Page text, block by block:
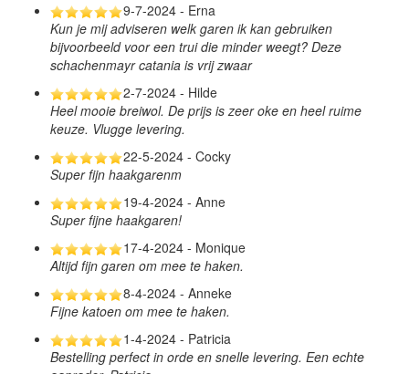
9-7-2024 - Erna
Kun je mij adviseren welk garen ik kan gebruiken
bijvoorbeeld voor een trui die minder weegt? Deze
schachenmayr catania is vrij zwaar
2-7-2024 - Hilde
Heel mooie breiwol. De prijs is zeer oke en heel ruime
keuze. Vlugge levering.
22-5-2024 - Cocky
Super fijn haakgarenm
19-4-2024 - Anne
Super fijne haakgaren!
17-4-2024 - Monique
Altijd fijn garen om mee te haken.
8-4-2024 - Anneke
Fijne katoen om mee te haken.
1-4-2024 - Patricia
Bestelling perfect in orde en snelle levering. Een echte